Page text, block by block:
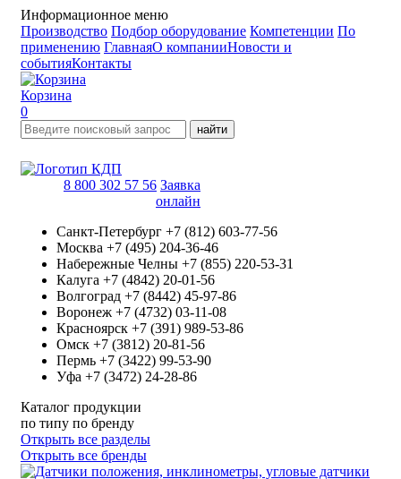
Информационное меню
Производство Подбор оборудование Компетенции По
применению ГлавнаяО компанииНовости и
событияКонтакты
Корзина
0
найти
8 800 302 57 56 Заявка
онлайн
Санкт-Петербург +7 (812) 603-77-56
Москва +7 (495) 204-36-46
Набережные Челны +7 (855) 220-53-31
Калуга +7 (4842) 20-01-56
Волгоград +7 (8442) 45-97-86
Воронеж +7 (4732) 03-11-08
Красноярск +7 (391) 989-53-86
Омск +7 (3812) 20-81-56
Пермь +7 (3422) 99-53-90
Уфа +7 (3472) 24-28-86
Каталог продукции
по типу по бренду
Открыть все разделы
Открыть все бренды